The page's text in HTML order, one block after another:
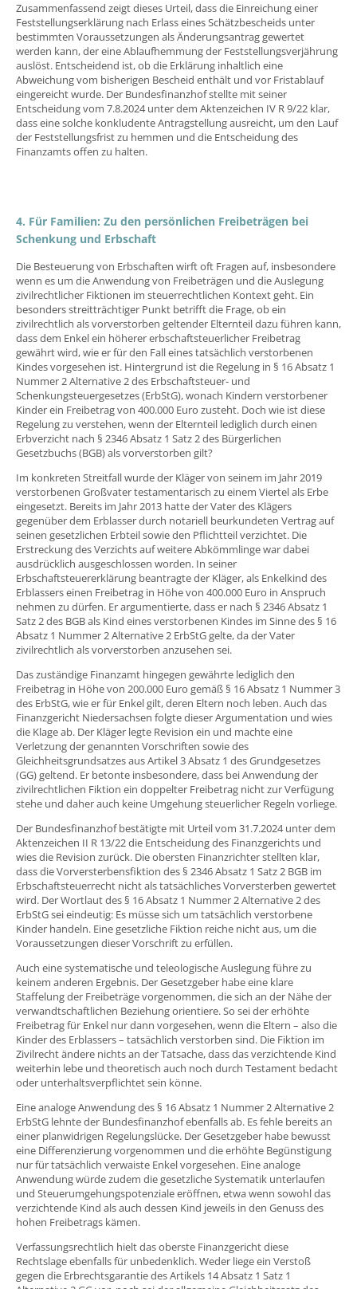
Zusammenfassend zeigt dieses Urteil, dass die Einreichung einer
Feststellungserklärung nach Erlass eines Schätzbescheids unter
bestimmten Voraussetzungen als Änderungsantrag gewertet
werden kann, der eine Ablaufhemmung der Feststellungsverjährung
auslöst. Entscheidend ist, ob die Erklärung inhaltlich eine
Abweichung vom bisherigen Bescheid enthält und vor Fristablauf
eingereicht wurde. Der Bundesfinanzhof stellte mit seiner
Entscheidung vom 7.8.2024 unter dem Aktenzeichen IV R 9/22 klar,
dass eine solche konkludente Antragstellung ausreicht, um den Lauf
der Feststellungsfrist zu hemmen und die Entscheidung des
Finanzamts offen zu halten.
4. Für Familien: Zu den persönlichen Freibeträgen bei
Schenkung und Erbschaft
Die Besteuerung von Erbschaften wirft oft Fragen auf, insbesondere
wenn es um die Anwendung von Freibeträgen und die Auslegung
zivilrechtlicher Fiktionen im steuerrechtlichen Kontext geht. Ein
besonders streitträchtiger Punkt betrifft die Frage, ob ein
zivilrechtlich als vorverstorben geltender Elternteil dazu führen kann,
dass dem Enkel ein höherer erbschaftsteuerlicher Freibetrag
gewährt wird, wie er für den Fall eines tatsächlich verstorbenen
Kindes vorgesehen ist. Hintergrund ist die Regelung in § 16 Absatz 1
Nummer 2 Alternative 2 des Erbschaftsteuer- und
Schenkungsteuergesetzes (ErbStG), wonach Kindern verstorbener
Kinder ein Freibetrag von 400.000 Euro zusteht. Doch wie ist diese
Regelung zu verstehen, wenn der Elternteil lediglich durch einen
Erbverzicht nach § 2346 Absatz 1 Satz 2 des Bürgerlichen
Gesetzbuchs (BGB) als vorverstorben gilt?
Im konkreten Streitfall wurde der Kläger von seinem im Jahr 2019
verstorbenen Großvater testamentarisch zu einem Viertel als Erbe
eingesetzt. Bereits im Jahr 2013 hatte der Vater des Klägers
gegenüber dem Erblasser durch notariell beurkundeten Vertrag auf
seinen gesetzlichen Erbteil sowie den Pflichtteil verzichtet. Die
Erstreckung des Verzichts auf weitere Abkömmlinge war dabei
ausdrücklich ausgeschlossen worden. In seiner
Erbschaftsteuererklärung beantragte der Kläger, als Enkelkind des
Erblassers einen Freibetrag in Höhe von 400.000 Euro in Anspruch
nehmen zu dürfen. Er argumentierte, dass er nach § 2346 Absatz 1
Satz 2 des BGB als Kind eines verstorbenen Kindes im Sinne des § 16
Absatz 1 Nummer 2 Alternative 2 ErbStG gelte, da der Vater
zivilrechtlich als vorverstorben anzusehen sei.
Das zuständige Finanzamt hingegen gewährte lediglich den
Freibetrag in Höhe von 200.000 Euro gemäß § 16 Absatz 1 Nummer 3
des ErbStG, wie er für Enkel gilt, deren Eltern noch leben. Auch das
Finanzgericht Niedersachsen folgte dieser Argumentation und wies
die Klage ab. Der Kläger legte Revision ein und machte eine
Verletzung der genannten Vorschriften sowie des
Gleichheitsgrundsatzes aus Artikel 3 Absatz 1 des Grundgesetzes
(GG) geltend. Er betonte insbesondere, dass bei Anwendung der
zivilrechtlichen Fiktion ein doppelter Freibetrag nicht zur Verfügung
stehe und daher auch keine Umgehung steuerlicher Regeln vorliege.
Der Bundesfinanzhof bestätigte mit Urteil vom 31.7.2024 unter dem
Aktenzeichen II R 13/22 die Entscheidung des Finanzgerichts und
wies die Revision zurück. Die obersten Finanzrichter stellten klar,
dass die Vorversterbensfiktion des § 2346 Absatz 1 Satz 2 BGB im
Erbschaftsteuerrecht nicht als tatsächliches Vorversterben gewertet
wird. Der Wortlaut des § 16 Absatz 1 Nummer 2 Alternative 2 des
ErbStG sei eindeutig: Es müsse sich um tatsächlich verstorbene
Kinder handeln. Eine gesetzliche Fiktion reiche nicht aus, um die
Voraussetzungen dieser Vorschrift zu erfüllen.
Auch eine systematische und teleologische Auslegung führe zu
keinem anderen Ergebnis. Der Gesetzgeber habe eine klare
Staffelung der Freibeträge vorgenommen, die sich an der Nähe der
verwandtschaftlichen Beziehung orientiere. So sei der erhöhte
Freibetrag für Enkel nur dann vorgesehen, wenn die Eltern – also die
Kinder des Erblassers – tatsächlich verstorben sind. Die Fiktion im
Zivilrecht ändere nichts an der Tatsache, dass das verzichtende Kind
weiterhin lebe und theoretisch auch noch durch Testament bedacht
oder unterhaltsverpflichtet sein könne.
Eine analoge Anwendung des § 16 Absatz 1 Nummer 2 Alternative 2
ErbStG lehnte der Bundesfinanzhof ebenfalls ab. Es fehle bereits an
einer planwidrigen Regelungslücke. Der Gesetzgeber habe bewusst
eine Differenzierung vorgenommen und die erhöhte Begünstigung
nur für tatsächlich verwaiste Enkel vorgesehen. Eine analoge
Anwendung würde zudem die gesetzliche Systematik unterlaufen
und Steuerumgehungspotenziale eröffnen, etwa wenn sowohl das
verzichtende Kind als auch dessen Kind jeweils in den Genuss des
hohen Freibetrags kämen.
Verfassungsrechtlich hielt das oberste Finanzgericht diese
Rechtslage ebenfalls für unbedenklich. Weder liege ein Verstoß
gegen die Erbrechtsgarantie des Artikels 14 Absatz 1 Satz 1